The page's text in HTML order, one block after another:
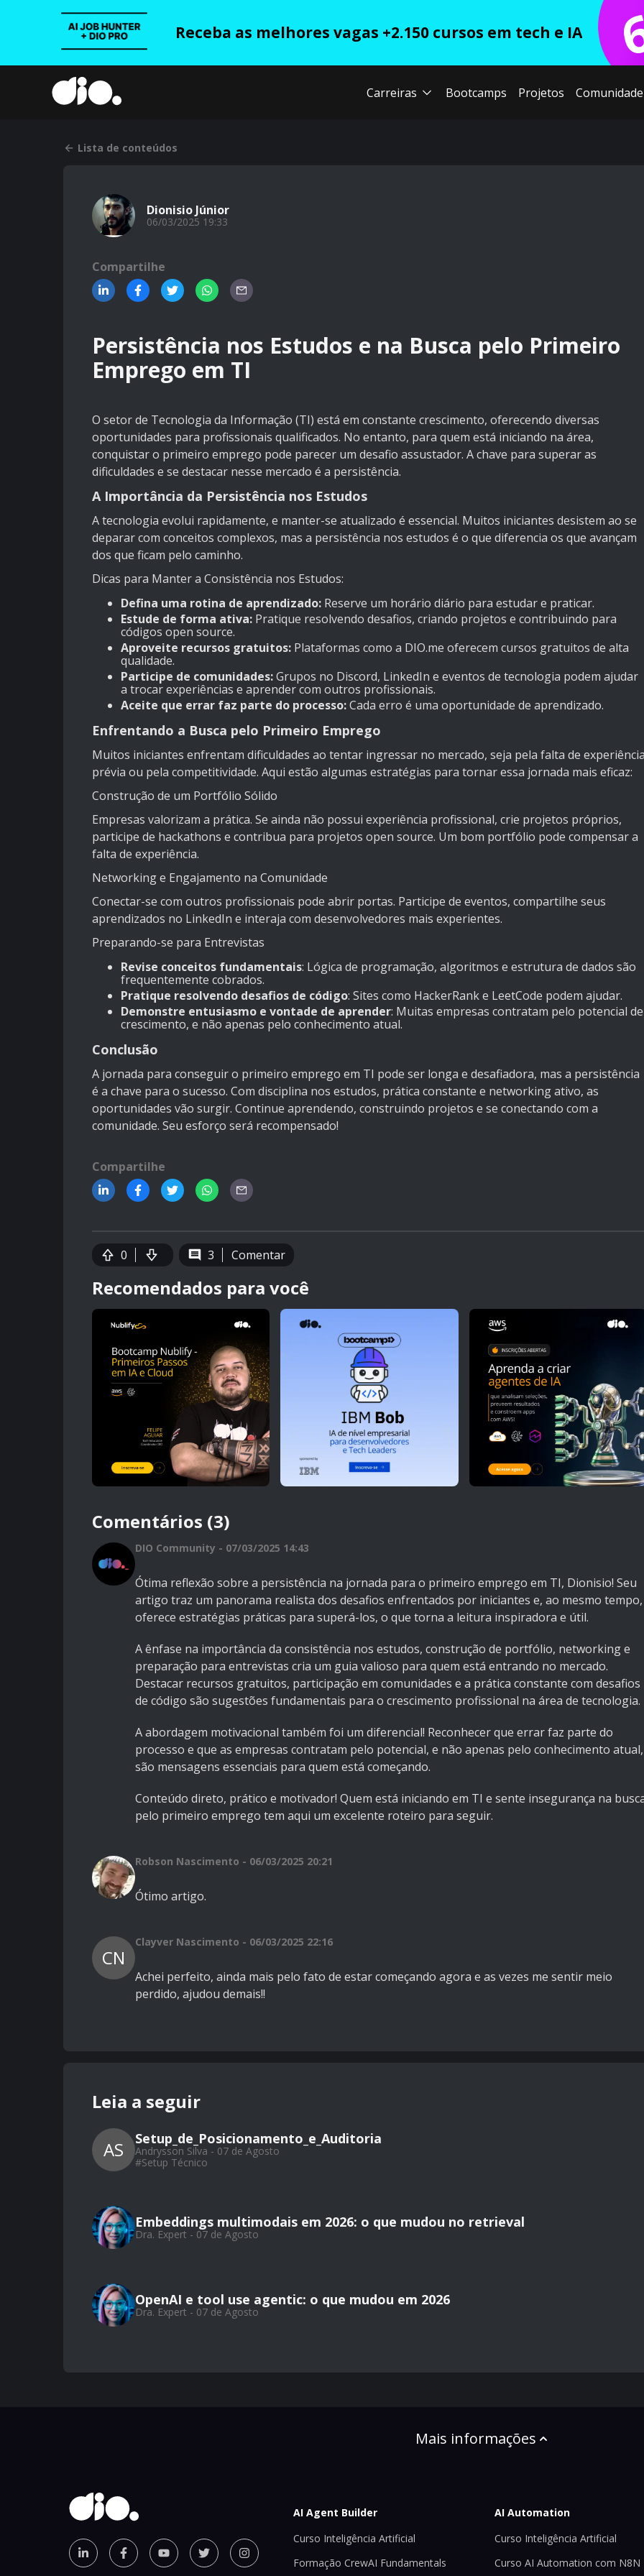
Receba as melhores vagas +2.150 cursos em tech e IA
Carreiras Bootcamps Projetos Comunidade
Lista de conteúdos
Dionisio Júnior
06/03/2025 19:33
Compartilhe
Persistência nos Estudos e na Busca pelo Primeiro
Emprego em TI
O setor de Tecnologia da Informação (TI) está em constante crescimento, oferecendo diversas
oportunidades para profissionais qualificados. No entanto, para quem está iniciando na área,
conquistar o primeiro emprego pode parecer um desafio assustador. A chave para superar as
dificuldades e se destacar nesse mercado é a persistência.
A Importância da Persistência nos Estudos
A tecnologia evolui rapidamente, e manter-se atualizado é essencial. Muitos iniciantes desistem ao se
deparar com conceitos complexos, mas a persistência nos estudos é o que diferencia os que avançam
dos que ficam pelo caminho.
Dicas para Manter a Consistência nos Estudos:
Defina uma rotina de aprendizado: Reserve um horário diário para estudar e praticar.
Estude de forma ativa: Pratique resolvendo desafios, criando projetos e contribuindo para
códigos open source.
Aproveite recursos gratuitos: Plataformas como a DIO.me oferecem cursos gratuitos de alta
qualidade.
Participe de comunidades:Grupos no Discord, LinkedIn e eventos de tecnologia podem ajudar
a trocar experiências e aprender com outros profissionais.
Aceite que errar faz parte do processo:Cada erro é uma oportunidade de aprendizado.
Enfrentando a Busca pelo Primeiro Emprego
Muitos iniciantes enfrentam dificuldades ao tentar ingressar no mercado, seja pela falta de
prévia ou pela competitividade. Aqui estão algumas estratégias para tornar essa jornada mais eficaz:
Construção de um Portfólio Sólido
Empresas valorizam a prática. Se ainda não possui experiência profissional, crie projetos próprios,
participe de hackathons e contribua para projetos open source. Um bom portfólio pode compensar a
falta de experiência.
Networking e Engajamento na Comunidade
Conectar-se com outros profissionais pode abrir portas. Participe de eventos, compartilhe seus
aprendizados no LinkedIn e interaja com desenvolvedores mais experientes.
Preparando-se para Entrevistas
Revise conceitos fundamentais: Lógica de programação, algoritmos e estrutura de dados são
frequentemente cobrados.
Pratique resolvendo desafios de código: Sites como HackerRank e LeetCode podem ajudar.
Demonstre entusiasmo e vontade de aprender: Muitas empresas contratam pelo potencial de
crescimento, e não apenas pelo conhecimento atual.
Conclusão
A jornada para conseguir o primeiro emprego em TI pode ser longa e desafiadora, mas a persistência
é a chave para o sucesso. Com disciplina nos estudos, prática constante e networking ativo, as
oportunidades vão surgir. Continue aprendendo, construindo projetos e se conectando com a
comunidade. Seu esforço será recompensado!
Compartilhe
0 3 Comentar
Recomendados para você
Comentários (3)
DIO Community - 07/03/2025 14:43
Ótima reflexão sobre a persistência na jornada para o primeiro emprego em TI, Dionisio! Seu
artigo traz um panorama realista dos desafios enfrentados por iniciantes e, ao mesmo tempo,
oferece estratégias práticas para superá-los, o que torna a leitura inspiradora e útil.
A ênfase na importância da consistência nos estudos, construção de portfólio, networking e
preparação para entrevistas cria um guia valioso para quem está entrando no mercado.
Destacar recursos gratuitos, participação em comunidades e a prática constante com desafios
de código são sugestões fundamentais para o crescimento profissional na área de tecnologia.
A abordagem motivacional também foi um diferencial! Reconhecer que errar faz parte do
processo e que as empresas contratam pelo potencial, e não apenas pelo conhecimento atual,
são mensagens essenciais para quem está começando.
Conteúdo direto, prático e motivador! Quem está iniciando em TI e sente insegurança na
pelo primeiro emprego tem aqui um excelente roteiro para seguir.
Robson Nascimento - 06/03/2025 20:21
Ótimo artigo.
CN
Clayver Nascimento - 06/03/2025 22:16
Achei perfeito, ainda mais pelo fato de estar começando agora e as vezes me sentir meio
perdido, ajudou demais!!
Leia a seguir
AS Setup_de_Posicionamento_e_Auditoria
Andrysson Silva - 07 de Agosto
#Setup Técnico
Embeddings multimodais em 2026: o que mudou no retrieval
Dra. Expert - 07 de Agosto
OpenAI e tool use agentic: o que mudou em 2026
Dra. Expert - 07 de Agosto
Mais informações
AI Agent Builder
Curso Inteligência Artificial
Formação CrewAI Fundamentals
AI Automation
Curso Inteligência Artificial
Curso AI Automation com N8N